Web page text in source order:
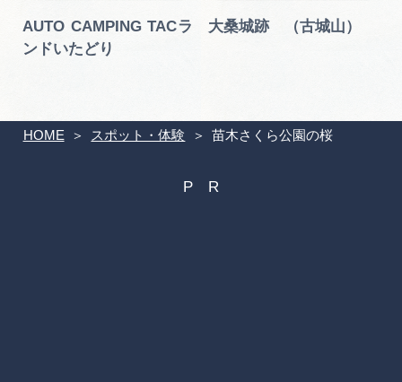
HOME スポット・体験 苗木さくら公園の桜
AUTO CAMPING TACラ
ンドいたどり
大桑城跡 （古城山）